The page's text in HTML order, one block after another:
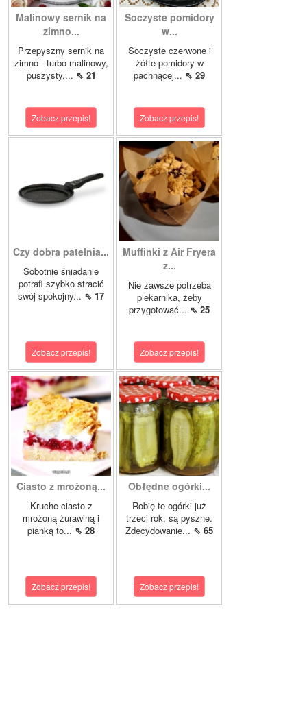
Malinowy sernik na
zimno...
Przepyszny sernik na
zimno - turbo malinowy,
puszysty,... ⇖ 21
Zobacz przepis!
Soczyste pomidory
w...
Soczyste czerwone i
żółte pomidory w
pachnącej... ⇖ 29
Zobacz przepis!
Czy dobra patelnia...
Sobotnie śniadanie
potrafi szybko stracić
swój spokojny... ⇖ 17
Zobacz przepis!
Muffinki z Air Fryera
z...
Nie zawsze potrzeba
piekarnika, żeby
przygotować... ⇖ 25
Zobacz przepis!
Ciasto z mrożoną...
Kruche ciasto z
mrożoną żurawiną i
pianką to... ⇖ 28
Zobacz przepis!
Obłędne ogórki...
Robię te ogórki już
trzeci rok, są pyszne.
Zdecydowanie... ⇖ 65
Zobacz przepis!